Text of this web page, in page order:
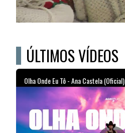
ÚLTIMOS VÍDEOS
Olha Onde Eu Tô - Ana Castela (Oficial)